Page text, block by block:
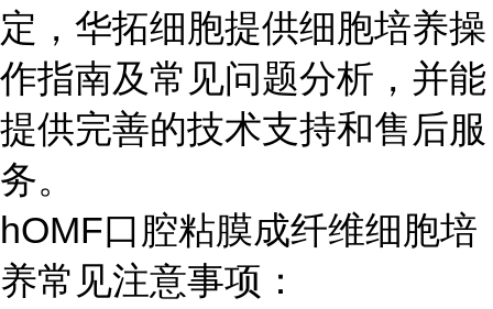
定，华拓细胞提供细胞培养操
作指南及常见问题分析，并能
提供完善的技术支持和售后服
务。
hOMF口腔粘膜成纤维细胞培
养常见注意事项：